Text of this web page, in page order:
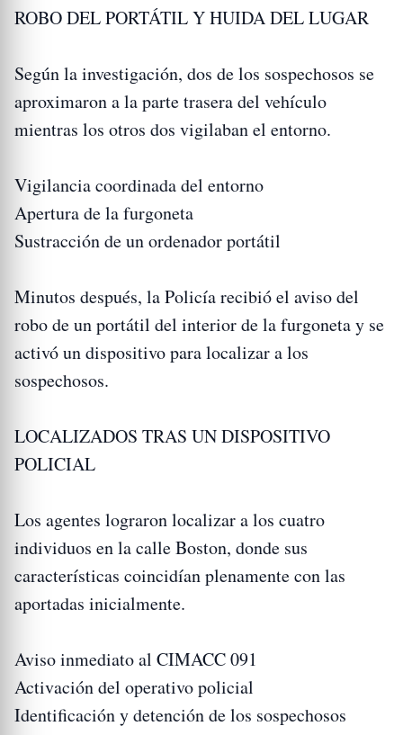
ROBO DEL PORTÁTIL Y HUIDA DEL LUGAR
Según la investigación, dos de los sospechosos se
aproximaron a la parte trasera del vehículo
mientras los otros dos vigilaban el entorno.
Vigilancia coordinada del entorno
Apertura de la furgoneta
Sustracción de un ordenador portátil
Minutos después, la Policía recibió el aviso del
robo de un portátil del interior de la furgoneta y se
activó un dispositivo para localizar a los
sospechosos.
LOCALIZADOS TRAS UN DISPOSITIVO
POLICIAL
Los agentes lograron localizar a los cuatro
individuos en la calle Boston, donde sus
características coincidían plenamente con las
aportadas inicialmente.
Aviso inmediato al CIMACC 091
Activación del operativo policial
Identificación y detención de los sospechosos